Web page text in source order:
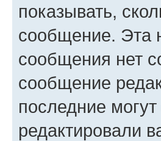
показывать,
сообщение. Эта
сообщения нет
сообщение
последние
редактировали